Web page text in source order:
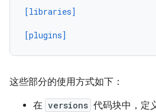
[libraries]
[plugins]
这些部分的使用方式如下：
在 versions 代码块中，定